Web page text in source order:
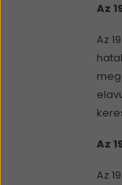
Az
Az
Az
Az